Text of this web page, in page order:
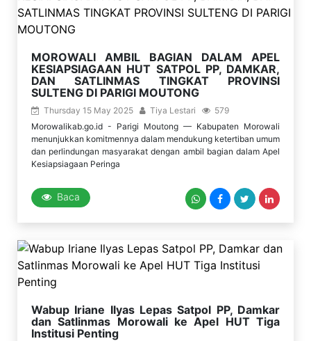
MOROWALI AMBIL BAGIAN DALAM APEL
KESIAPSIAGAAN HUT SATPOL PP, DAMKAR,
DAN SATLINMAS TINGKAT PROVINSI
SULTENG DI PARIGI MOUTONG
Thursday 15 May 2025 Tiya Lestari
579
Morowalikab.go.id - Parigi Moutong — Kabupaten Morowali
menunjukkan komitmennya dalam mendukung ketertiban umum
dan perlindungan masyarakat dengan ambil bagian dalam Apel
Kesiapsiagaan Peringa
Baca
Wabup Iriane Ilyas Lepas Satpol PP, Damkar
dan Satlinmas Morowali ke Apel HUT Tiga
Institusi Penting